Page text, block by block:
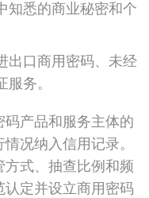
知悉的商业秘密和个
出口商用密码、未经
务。
产品和服务主体的
况纳入信用记录。
式、抽查比例和频
定并设立商用密码